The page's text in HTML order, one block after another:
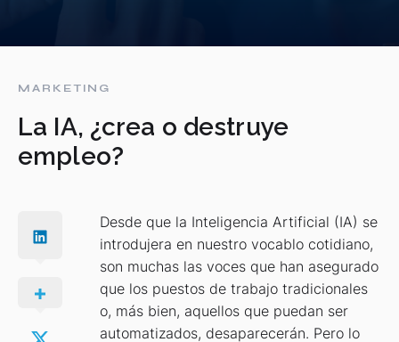
MARKETING
La IA, ¿crea o destruye
empleo?
Desde que la Inteligencia Artificial (IA) se
introdujera en nuestro vocablo cotidiano,
son muchas las voces que han asegurado
que los puestos de trabajo tradicionales
o, más bien, aquellos que puedan ser
automatizados, desaparecerán. Pero lo